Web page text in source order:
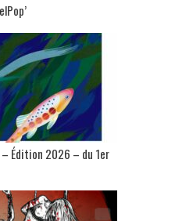
Édition 2026 – du 1er